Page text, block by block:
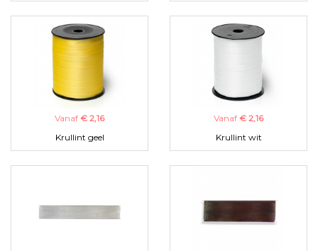
Vanaf € 2,16
Krullint geel
Vanaf € 2,16
Krullint wit